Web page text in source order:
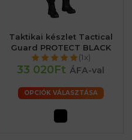
Taktikai készlet Tactical
Guard PROTECT BLACK
(1x)
33 020Ft ÁFA-val
OPCIÓK VÁLASZTÁSA